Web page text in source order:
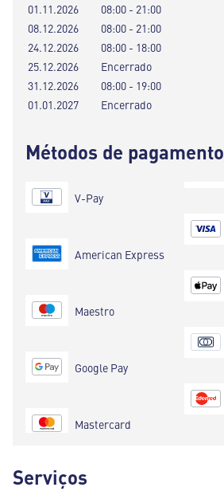
01.11.2026
08:00 - 21:00
08.12.2026
08:00 - 21:00
24.12.2026
08:00 - 18:00
25.12.2026
Encerrado
31.12.2026
08:00 - 19:00
01.01.2027
Encerrado
Métodos de pagamento
V-Pay
American Express
Maestro
Google Pay
Mastercard
Serviços